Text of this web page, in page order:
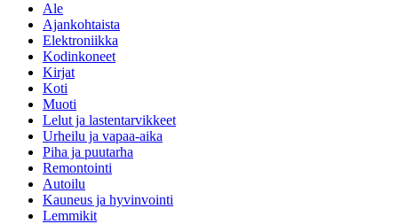
Ale
Ajankohtaista
Elektroniikka
Kodinkoneet
Kirjat
Koti
Muoti
Lelut ja lastentarvikkeet
Urheilu ja vapaa-aika
Piha ja puutarha
Remontointi
Autoilu
Kauneus ja hyvinvointi
Lemmikit